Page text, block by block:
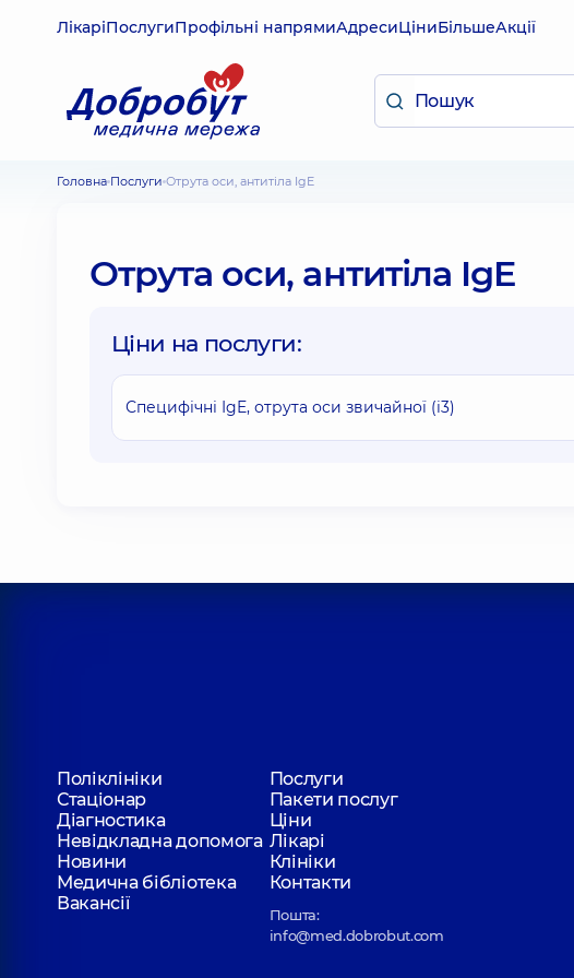
ЛікаріПослугиПрофільні напрямиАдресиЦіниБільшеАкції
Головна Послуги Отрута оси, антитіла IgE
Отрута оси, антитіла IgE
Ціни на послуги:
Специфічні IgE, отрута оси звичайної (i3)
Поліклініки
Послуги
Стаціонар
Пакети послуг
Діагностика
Ціни
Невідкладна допомога Лікарі
Новини
Клініки
Медична бібліотека
Контакти
Вакансії
Пошта:
info@med.dobrobut.com